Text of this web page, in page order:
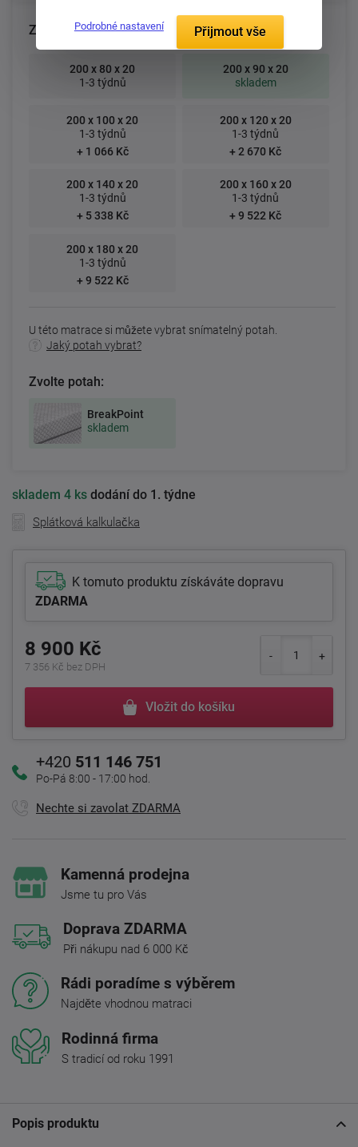
Zvolte rozměr matrace (cm):
200 x 80 x 20
1-3 týdnů
200 x 90 x 20
skladem
200 x 100 x 20
1-3 týdnů
+ 1 066 Kč
200 x 120 x 20
1-3 týdnů
+ 2 670 Kč
200 x 140 x 20
1-3 týdnů
+ 5 338 Kč
200 x 160 x 20
1-3 týdnů
+ 9 522 Kč
200 x 180 x 20
1-3 týdnů
+ 9 522 Kč
U této matrace si můžete vybrat snímatelný potah.
Jaký potah vybrat?
Zvolte potah:
BreakPoint
skladem
skladem 4 ks dodání do 1. týdne
Splátková kalkulačka
K tomuto produktu získáváte dopravu
ZDARMA
8 900 Kč
7 356 Kč bez DPH
Vložit do košíku
+420 511 146 751
Po-Pá 8:00 - 17:00 hod.
Nechte si zavolat ZDARMA
Kamenná prodejna
Jsme tu pro Vás
Doprava ZDARMA
Při nákupu nad 6 000 Kč
Rádi poradíme s výběrem
Najděte vhodnou matraci
Rodinná firma
S tradicí od roku 1991
Popis produktu
Podrobné nastavení Přijmout vše